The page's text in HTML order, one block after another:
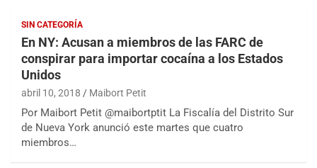
SIN CATEGORÍA
En NY: Acusan a miembros de las FARC ​​de
conspirar para importar cocaína a los Estados
Unidos
abril 10, 2018 Maibort Petit
Por Maibort Petit @maibortptit La Fiscalía del Distrito Sur
de Nueva York anunció este martes que cuatro
miembros…